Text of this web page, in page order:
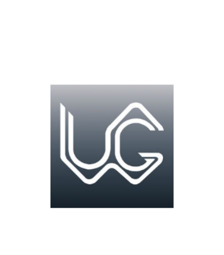
juli 16, 2020
Graviant Publishers – specialist voor
BO, SBO, VO, VSO en Passend
Onderwijs